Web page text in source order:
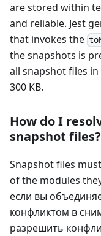
are stored within
and reliable. Jest
that invokes the
the snapshots is
all snapshot files in
300 KB.
How do I
snapshot files?
Snapshot files
of the modules
если вы
конфликтом в
разрешить